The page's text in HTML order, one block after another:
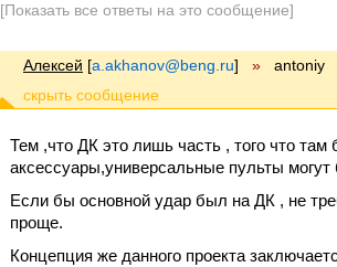
[Показать все ответы на это сообщение]
Алексей [a.akhanov@beng.ru] » antoniy
Тем ,что ДК это лишь часть , того что там
аксессуары,универсальные пульты
Если бы основной удар был на ДК , не
проще.
Концепция же данного проекта